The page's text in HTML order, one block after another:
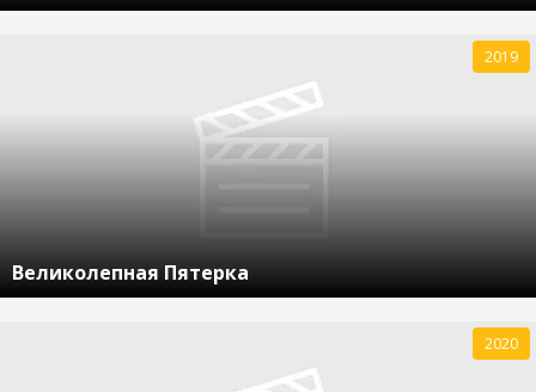
Великолепная Пятерка
2019
2020